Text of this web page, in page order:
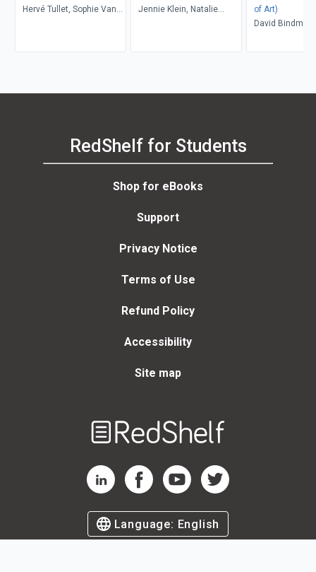
Hervé Tullet, Sophie Van
Jennie Klein, Natalie
of Art)
David Bindman
RedShelf for Students
Shop for eBooks
Support
Privacy Notice
Terms of Use
Refund Policy
Accessibility
Site map
RedShelf LinkedIn Page
RedShelf Facebook Page
RedShelf YouTube Page
RedShelf Twitter Page
Language: English